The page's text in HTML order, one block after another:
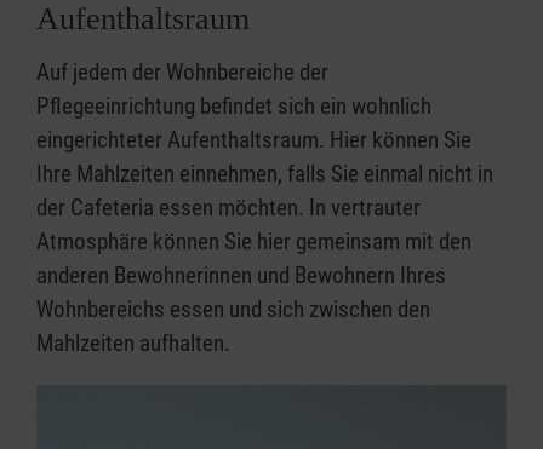
Aufenthaltsraum
Auf jedem der Wohnbereiche der
Pflegeeinrichtung befindet sich ein wohnlich
eingerichteter Aufenthaltsraum. Hier können Sie
Ihre Mahlzeiten einnehmen, falls Sie einmal nicht in
der Cafeteria essen möchten. In vertrauter
Atmosphäre können Sie hier gemeinsam mit den
anderen Bewohnerinnen und Bewohnern Ihres
Wohnbereichs essen und sich zwischen den
Mahlzeiten aufhalten.